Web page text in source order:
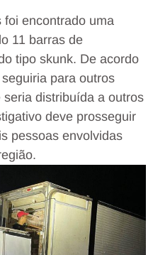
encontrado uma
11 barras de
tipo skunk. De acordo
para outros
distribuída a outros
deve prosseguir
pessoas envolvidas